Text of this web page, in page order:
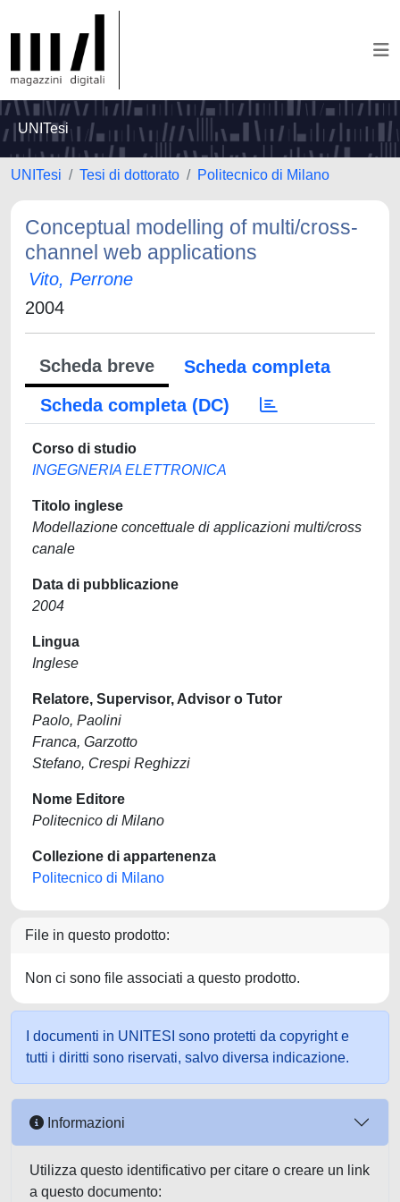
UNITesi
UNITesi Tesi di dottorato Politecnico di Milano
Conceptual modelling of multi/cross-
channel web applications
Vito, Perrone
2004
Scheda breve
Scheda completa
Scheda completa (DC)
Corso di studio
INGEGNERIA ELETTRONICA
Titolo inglese
Modellazione concettuale di applicazioni multi/cross
canale
Data di pubblicazione
2004
Lingua
Inglese
Relatore, Supervisor, Advisor o Tutor
Paolo, Paolini
Franca, Garzotto
Stefano, Crespi Reghizzi
Nome Editore
Politecnico di Milano
Collezione di appartenenza
Politecnico di Milano
File in questo prodotto:
Non ci sono file associati a questo prodotto.
I documenti in UNITESI sono protetti da copyright e
tutti i diritti sono riservati, salvo diversa indicazione.
Informazioni
Utilizza questo identificativo per citare o creare un link
a questo documento: